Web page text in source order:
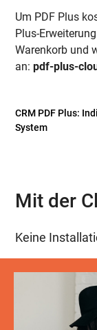
Um PDF Plus
Plus-
Warenkorb und
an:pdf-plus-
CRM PDF Plus:
System
Mit der
Keine